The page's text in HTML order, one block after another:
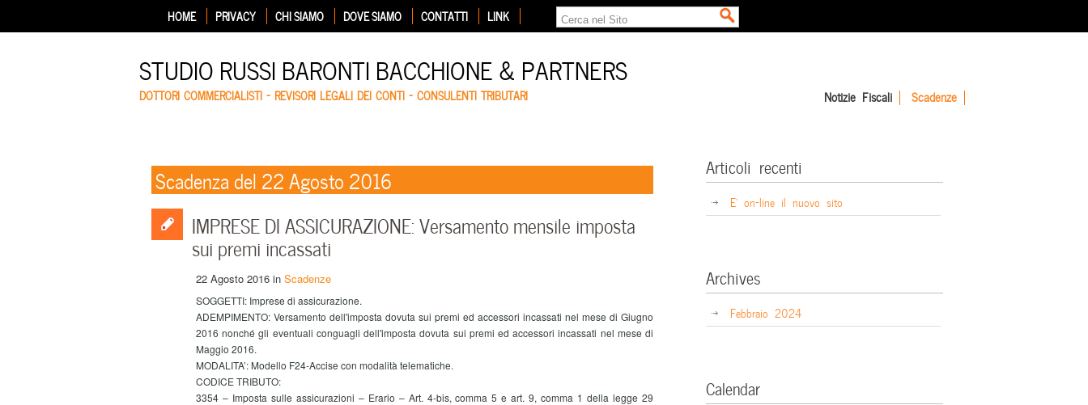
HOME PRIVACY CHI SIAMO DOVE SIAMO CONTATTI LINK
STUDIO RUSSI BARONTI BACCHIONE & PARTNERS
DOTTORI COMMERCIALISTI – REVISORI LEGALI DEI CONTI – CONSULENTI TRIBUTARI Notizie Fiscali Scadenze
Scadenza del 22 Agosto 2016
IMPRESE DI ASSICURAZIONE: Versamento mensile imposta
sui premi incassati
22 Agosto 2016 in Scadenze
SOGGETTI: Imprese di assicurazione.
ADEMPIMENTO: Versamento dell'imposta dovuta sui premi ed accessori incassati nel mese di Giugno
2016 nonché gli eventuali conguagli dell'imposta dovuta sui premi ed accessori incassati nel mese di
Maggio 2016.
MODALITA’: Modello F24-Accise con modalità telematiche.
CODICE TRIBUTO:
3354 – Imposta sulle assicurazioni – Erario – Art. 4-bis, comma 5 e art. 9, comma 1 della legge 29
Articoli recenti
E’ on-line il nuovo sito
Archives
Febbraio 2024
Calendar